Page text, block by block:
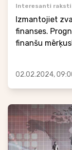
Interesanti raksti
Izmantojiet
finanses.
finanšu
02.02.2024,